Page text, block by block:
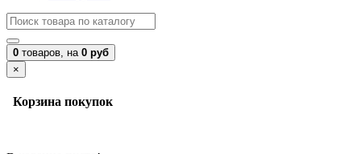
0 товаров, на 0 руб
×
Корзина покупок